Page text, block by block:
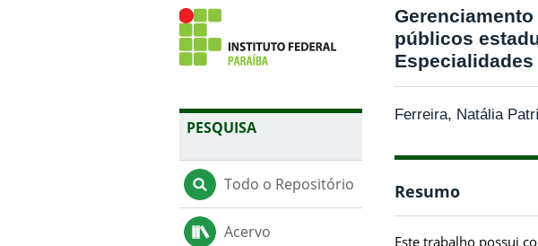
PESQUISA
Todo o Repositório
Acervo
públicos
Ferreira, Natália
Resumo
Este trabalho possui